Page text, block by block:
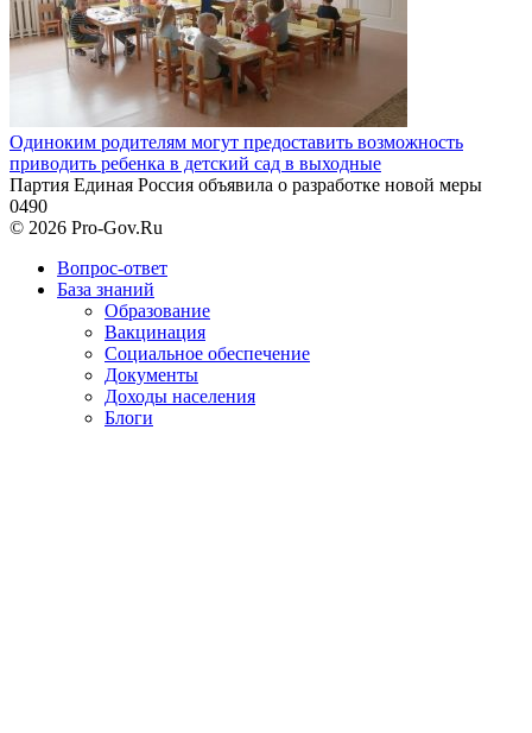
Одиноким родителям могут предоставить возможность
приводить ребенка в детский сад в выходные
Партия Единая Россия объявила о разработке новой меры
0490
© 2026 Pro-Gov.Ru
Вопрос-ответ
База знаний
Образование
Вакцинация
Социальное обеспечение
Документы
Доходы населения
Блоги